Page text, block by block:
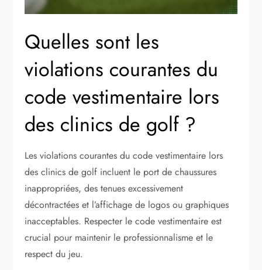
Quelles sont les
violations courantes du
code vestimentaire lors
des clinics de golf ?
Les violations courantes du code vestimentaire lors
des clinics de golf incluent le port de chaussures
inappropriées, des tenues excessivement
décontractées et l’affichage de logos ou graphiques
inacceptables. Respecter le code vestimentaire est
crucial pour maintenir le professionnalisme et le
respect du jeu.